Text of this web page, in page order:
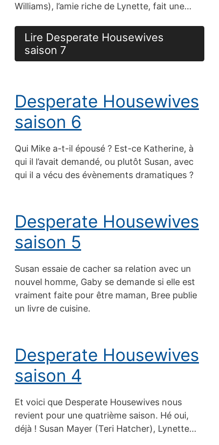
Williams), l’amie riche de Lynette, fait une…
Lire Desperate Housewives
saison 7
Desperate Housewives
saison 6
Qui Mike a-t-il épousé ? Est-ce Katherine, à
qui il l’avait demandé, ou plutôt Susan, avec
qui il a vécu des évènements dramatiques ?
Desperate Housewives
saison 5
Susan essaie de cacher sa relation avec un
nouvel homme, Gaby se demande si elle est
vraiment faite pour être maman, Bree publie
un livre de cuisine.
Desperate Housewives
saison 4
Et voici que Desperate Housewives nous
revient pour une quatrième saison. Hé oui,
déjà ! Susan Mayer (Teri Hatcher), Lynette…